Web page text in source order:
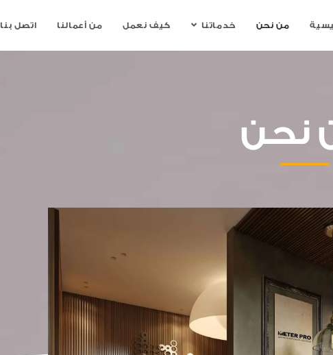
من نحن خدماتنا كيف نعمل من أعمالنا اتصل بنا
نحن